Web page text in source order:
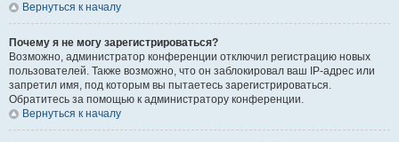
Вернуться к началу
Почему я не могу зарегистрироваться?
Возможно, администратор конференции отключил регистрацию новых
пользователей. Также возможно, что он заблокировал ваш IP-адрес или
запретил имя, под которым вы пытаетесь зарегистрироваться.
Обратитесь за помощью к администратору конференции.
Вернуться к началу